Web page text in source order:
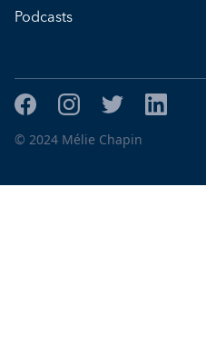
Podcasts
© 2024 Mélie Chapin